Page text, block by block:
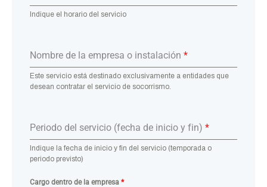
Indique el horario del servicio
Nombre de la empresa o instalación *
Este servicio está destinado exclusivamente a entidades que
desean contratar el servicio de socorrismo.
Periodo del servicio (fecha de inicio y fin) *
Indique la fecha de inicio y fin del servicio (temporada o
periodo previsto)
Cargo dentro de la empresa *